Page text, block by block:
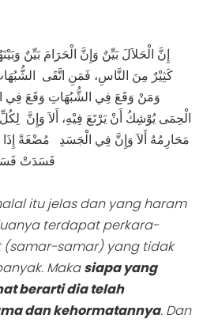
إِنَّ الْحَلاَلَ بَيِّنٌ وَإِنَّ الْحَرَامَ بَيِّنٌ
كَثِيْرٌ مِنَ النَّاسِ، فَمَنِ اتَّقَى
وَمَنْ وَقَعَ فِي الشُّبُهَاتِ وَقَعَ فِي
الْحِمَى يُوْشِكُ أَنْ يَرْتَعَ فِيْهِ، أَلاَ وَإِنَّ
مَحَارِمُهُ أَلاَ وَإِنَّ فِي الْجَسَدِ مُضْغَةً
فَسَدَتْ فَسَدَ
itu jelas dan yang haram
terdapat perkara-
(samar-samar) yang tidak
Makasiapa yang
berarti dia telah
dan kehormatannya. Dan